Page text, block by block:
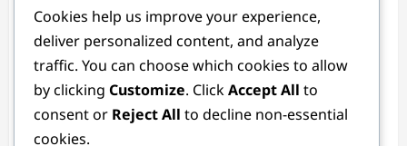
nCookies help us improve your experience,
deliver personalized content, and analyze
traffic. You can choose which cookies to allow
by clicking Customize. ClickAccept All to
consent or Reject All to decline non-essential
cookies.